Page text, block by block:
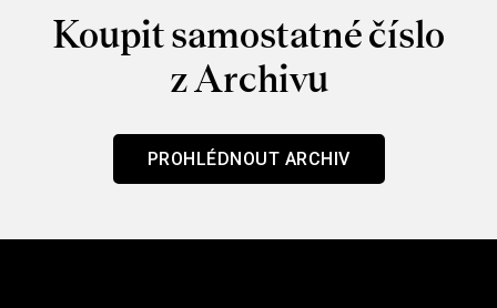
Koupit samostatné číslo
z Archivu
PROHLÉDNOUT ARCHIV